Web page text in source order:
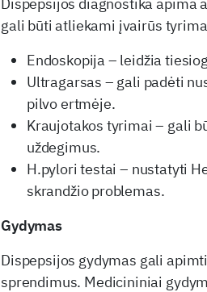
gali būti atliekami įvairūs
Endoskopija – leidžia
Ultragarsas – gali padėti
pilvo ertmėje.
Kraujotakos tyrimai – gali
uždegimus.
H.pylori testai – nustatyti
skrandžio problemas.
Gydymas
Dispepsijos gydymas gali
sprendimus. Medicininiai